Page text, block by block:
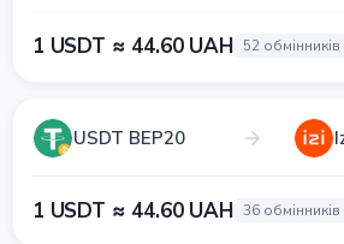
1 USDT ≈ 44.60 UAH 52 обмінників
USDT BEP20
1 USDT ≈ 44.60 UAH 36 обмінників